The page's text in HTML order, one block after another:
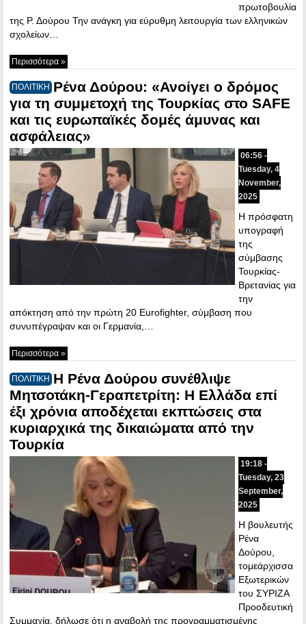
πρωτοβουλία
της Ρ. Δούρου Την ανάγκη για εύρυθμη λειτουργία των ελληνικών
σχολείων…
Περισσότερα »
ΠΟΛΙΤΙΚΗ Ρένα Δούρου: «Ανοίγει ο δρόμος
για τη συμμετοχή της Τουρκίας στο SAFE
και τις ευρωπαϊκές δομές άμυνας και
ασφάλειας»
06:56 -
Tuesday, 4
November,
2025
Η πρόσφατη
υπογραφή
της
σύμβασης
Τουρκίας-
Βρετανίας για
την
απόκτηση από την πρώτη 20 Eurofighter, σύμβαση που
συνυπέγραψαν και οι Γερμανία,…
Περισσότερα »
ΠΟΛΙΤΙΚΗ Η Ρένα Δούρου συνέθλιψε
Μητσοτάκη-Γεραπετρίτη: Η Ελλάδα επί
έξι χρόνια αποδέχεται εκπτώσεις στα
κυριαρχικά της δικαιώματα από την
Τουρκία
19:18 -
Tuesday, 23
September,
2025
Η βουλευτής
Ρένα
Δούρου,
τομεάρχισσα
Εξωτερικών
του ΣΥΡΙΖΑ
Προοδευτική
Συμμαχία, δήλωσε ότι η αναβολή της προγραμματισμένης